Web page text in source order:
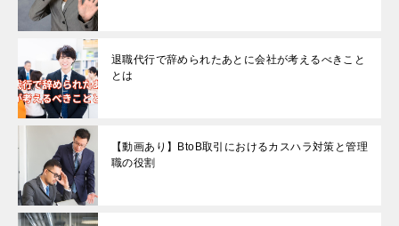
退職代行で辞められたあとに会社が考えるべきこと
とは
【動画あり】BtoB取引におけるカスハラ対策と管理
職の役割